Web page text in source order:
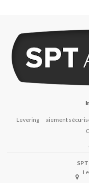
Levering aiement